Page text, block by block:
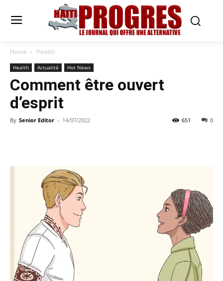
Home Health
Health Actualité Hot News
Comment être ouvert
d’esprit
By Senior Editor - 14/07/2022 0
651